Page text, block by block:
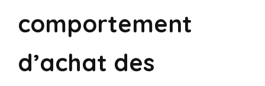
comportement
d’achat des